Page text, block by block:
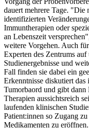
dauert mehrere Tage. "Die
identifizierten
Immuntherapien oder
an Lebenszeit
weitere Vorgehen. Auch
Experten des Zentrums
Studienergebnisse und
Fall finden sie dabei ein
Erkenntnisse diskutiert
Tumorbaord und gibt
Therapien aussichtsreich
laufenden klinischen
Patient:innen so Zugang
Medikamenten zu